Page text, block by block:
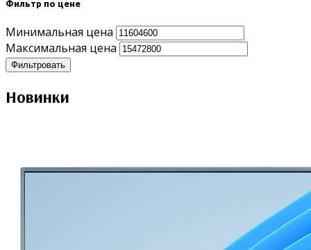
Фильтр по цене
Минимальная цена
Максимальная цена
Фильтровать
Новинки